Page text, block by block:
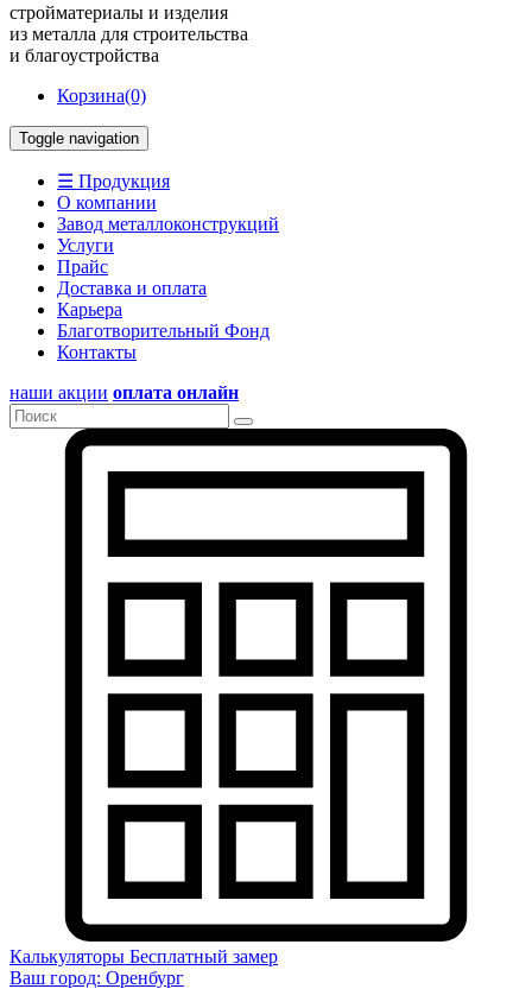
стройматериалы и изделия
из металла для строительства
и благоустройства
Корзина(0)
Toggle navigation
☰ Продукция
О компании
Завод металлоконструкций
Услуги
Прайс
Доставка и оплата
Карьера
Благотворительный Фонд
Контакты
наши акции оплата онлайн
Калькуляторы Бесплатный замер
Ваш город: Оренбург